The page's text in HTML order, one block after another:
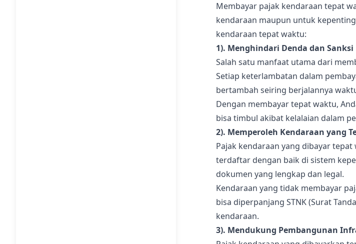
Membayar pajak kendaraan tepat
kendaraan maupun untuk
kendaraan tepat waktu:
1). Menghindari Denda dan Sanksi
Salah satu manfaat utama dari
Setiap keterlambatan dalam
bertambah seiring berjalannya
Dengan membayar tepat waktu,
bisa timbul akibat kelalaian dalam
2). Memperoleh Kendaraan yang
Pajak kendaraan yang dibayar
terdaftar dengan baik di sistem
dokumen yang lengkap dan legal.
Kendaraan yang tidak membayar
bisa diperpanjang STNK (Surat
kendaraan.
3). Mendukung Pembangunan